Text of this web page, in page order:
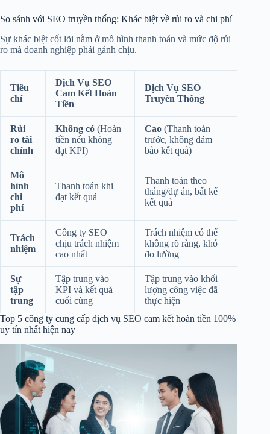
So sánh với SEO truyền thống: Khác biệt về rủi ro và chi phí
Sự khác biệt cốt lõi nằm ở mô hình thanh toán và mức độ rủi
ro mà doanh nghiệp phải gánh chịu.
Tiêu
chí
Dịch Vụ SEO
Cam Kết Hoàn
Tiền
Dịch Vụ SEO
Truyền Thống
Rủi
ro tài
chính
Không có (Hoàn
tiền nếu không
đạt KPI)
Cao (Thanh toán
trước, không đảm
bảo kết quả)
Mô
hình
chi
phí
Thanh toán khi
đạt kết quả
Thanh toán theo
tháng/dự án, bất kể
kết quả
Trách
nhiệm
Công ty SEO
chịu trách nhiệm
cao nhất
Trách nhiệm có thể
không rõ ràng, khó
đo lường
Sự
tập
trung
Tập trung vào
KPI và kết quả
cuối cùng
Tập trung vào khối
lượng công việc đã
thực hiện
Top 5 công ty cung cấp dịch vụ SEO cam kết hoàn tiền 100%
uy tín nhất hiện nay